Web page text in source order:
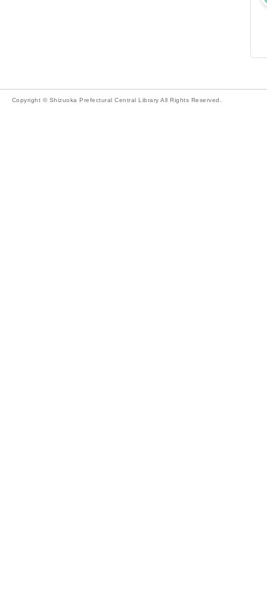
Copyright © Shizuoka Prefectural Central Library All Rights Reserved.